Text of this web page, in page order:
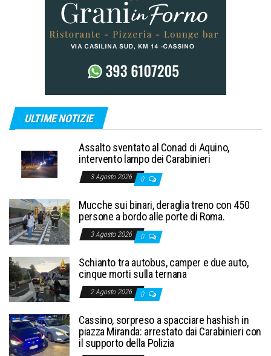
ULTIME NOTIZIE
Assalto sventato al Conad di Aquino,
intervento lampo dei Carabinieri
3 Agosto 2026 0
Mucche sui binari, deraglia treno con 450
persone a bordo alle porte di Roma.
3 Agosto 2026 0
Schianto tra autobus, camper e due auto,
cinque morti sulla ternana
2 Agosto 2026 0
Cassino, sorpreso a spacciare hashish in
piazza Miranda: arrestato dai Carabinieri con
il supporto della Polizia